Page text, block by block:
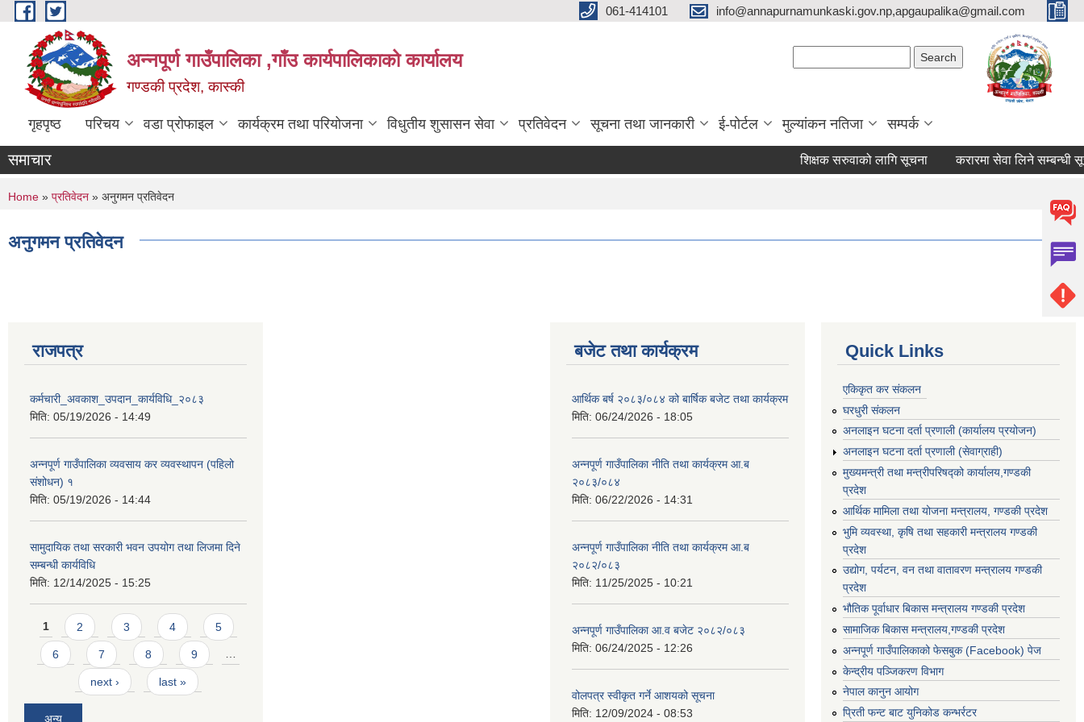
Skip to main content 061-414101 info@annapurnamunkaski.gov.np,apgaupalika@gmail.com
अन्नपूर्ण गाउँपालिका ,गाँउ कार्यपालिकाको कार्यालय
गण्डकी प्रदेश, कास्की
गृहपृष्ठ परिचय वडा प्रोफाइल कार्यक्रम तथा परियोजना विधुतीय शुसासन सेवा प्रतिवेदन सूचना तथा जानकारी ई-पोर्टल मुल्यांकन नतिजा सम्पर्क
समाचार शिक्षक सरुवाको लागि सूचना करारमा सेवा लिने सम्बन्धी सूचना
You are here
Home » प्रतिवेदन » अनुगमन प्रतिवेदन
अनुगमन प्रतिवेदन
राजपत्र
कर्मचारी_अवकाश_उपदान_कार्यविधि_२०८३
मिति: 05/19/2026 - 14:49
अन्नपूर्ण गाउँपालिका व्यवसाय कर व्यवस्थापन (पहिलो
संशोधन) १
मिति: 05/19/2026 - 14:44
सामुदायिक तथा सरकारी भवन उपयोग तथा लिजमा दिने
सम्बन्धी कार्यविधि
मिति: 12/14/2025 - 15:25
Pages
1 2 3 4 5
6 7 8 9 …
next › last »
अन्य
बजेट तथा कार्यक्रम
आर्थिक बर्ष २०८३/०८४ को बार्षिक बजेट तथा कार्यक्रम
मिति: 06/24/2026 - 18:05
अन्नपूर्ण गाउँपालिका नीति तथा कार्यक्रम आ.ब
२०८३/०८४
मिति: 06/22/2026 - 14:31
अन्नपूर्ण गाउँपालिका नीति तथा कार्यक्रम आ.ब
२०८२/०८३
मिति: 11/25/2025 - 10:21
अन्नपूर्ण गाउँपालिका आ.व बजेट २०८२/०८३
मिति: 06/24/2025 - 12:26
वोलपत्र स्वीकृत गर्ने आशयको सूचना
मिति: 12/09/2024 - 08:53
Quick Links
एकिकृत कर संकलन
घरधुरी संकलन
अनलाइन घटना दर्ता प्रणाली (कार्यालय प्रयोजन)
अनलाइन घटना दर्ता प्रणाली (सेवाग्राही)
मुख्यमन्त्री तथा मन्त्रीपरिषद्को कार्यालय,गण्डकी
प्रदेश
आर्थिक मामिला तथा योजना मन्त्रालय, गण्डकी प्रदेश
भुमि व्यवस्था, कृषि तथा सहकारी मन्त्रालय गण्डकी
प्रदेश
उद्योग, पर्यटन, वन तथा वातावरण मन्त्रालय गण्डकी
प्रदेश
भौतिक पूर्वाधार बिकास मन्त्रालय गण्डकी प्रदेश
सामाजिक बिकास मन्त्रालय,गण्डकी प्रदेश
अन्नपूर्ण गाउँपालिकाको फेसबुक (Facebook) पेज
केन्द्रीय पञ्जिकरण विभाग
नेपाल कानुन आयोग
प्रिती फन्ट बाट युनिकोड कन्भर्रटर